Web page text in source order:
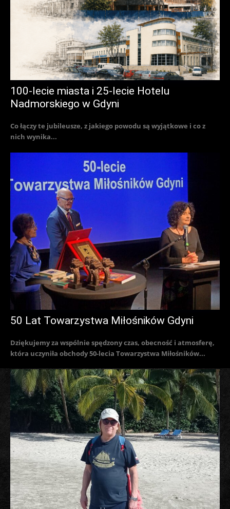
100-lecie miasta i 25-lecie Hotelu
Nadmorskiego w Gdyni
Co łączy te jubileusze, z jakiego powodu są wyjątkowe i co z
nich wynika...
50 Lat Towarzystwa Miłośników Gdyni
Dziękujemy za wspólnie spędzony czas, obecność i atmosferę,
która uczyniła obchody 50-lecia Towarzystwa Miłośników...